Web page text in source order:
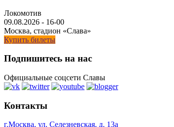
Локомотив
09.08.2026 - 16-00
Москва, стадион «Слава»
Купить билеты
Подпишитесь на нас
Официальные соцсети Славы
Контакты
г.Москва, ул. Селезневская, д. 13a